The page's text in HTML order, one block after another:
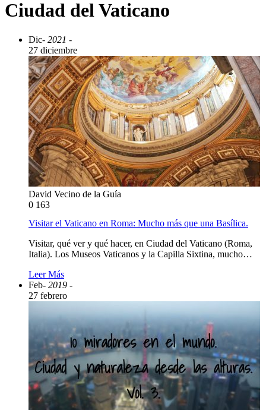
Ciudad del Vaticano
Dic- 2021 -
27 diciembre
David Vecino de la Guía
0 163
Visitar el Vaticano en Roma: Mucho más que una Basílica.
Visitar, qué ver y qué hacer, en Ciudad del Vaticano (Roma,
Italia). Los Museos Vaticanos y la Capilla Sixtina, mucho…
Leer Más
Feb- 2019 -
27 febrero